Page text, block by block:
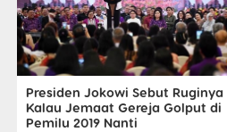
Presiden Jokowi Sebut Ruginya
Kalau Jemaat Gereja Golput di
Pemilu 2019 Nanti